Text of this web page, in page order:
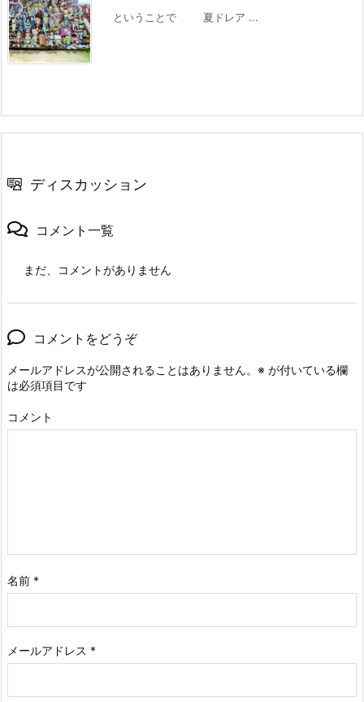
ということで 夏ドレア ...
ディスカッション
コメント一覧
まだ、コメントがありません
コメントをどうぞ
メールアドレスが公開されることはありません。 ※ が付いている欄
は必須項目です
コメント
名前 *
メールアドレス *